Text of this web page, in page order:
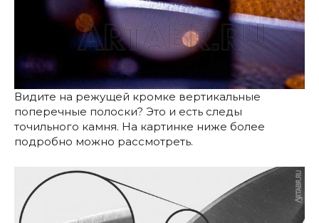
Видите на режущей кромке вертикальные
поперечные полоски? Это и есть следы
точильного камня. На картинке ниже более
подробно можно рассмотреть.